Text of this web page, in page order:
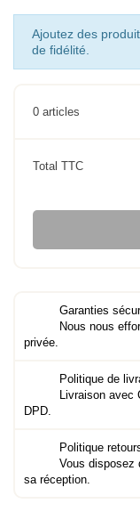
Ajoutez des
de fidélité.
0 articles
Total TTC
Garanties
Nous nous
privée.
Politique de
Livraison avec
DPD.
Politique
Vous disposez
sa réception.